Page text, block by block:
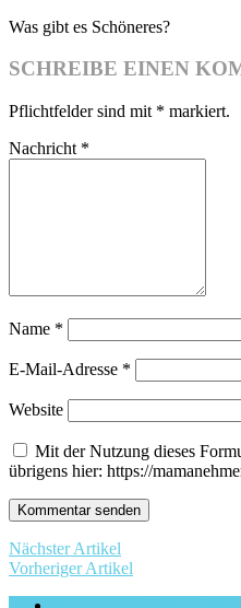
Was gibt es Schöneres?
SCHREIBE EINEN
Pflichtfelder sind mit * markiert.
Nachricht *
Name *
E-Mail-Adresse *
Website
Mit der Nutzung dieses
übrigens hier: https://
Nächster Artikel
Vorheriger Artikel